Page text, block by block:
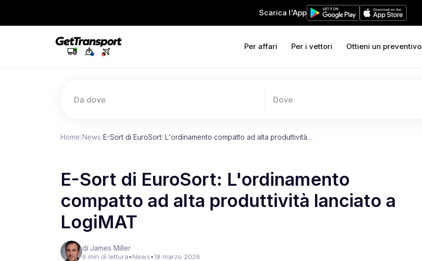
Scarica l'App
Per affari Per i vettori Ottieni un preventivo
Da dove Dove
Home/News/E-Sort di EuroSort: L'ordinamento compatto ad alta produttività…
E-Sort di EuroSort: L'ordinamento
compatto ad alta produttività lanciato a
LogiMAT
di James Miller
6 min di lettura•News•18 marzo 2026